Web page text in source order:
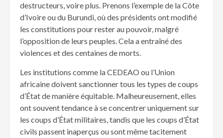
destructeurs, voire plus. Prenons l’exemple de la Côte
d’Ivoire ou du Burundi, où des présidents ont modifié
les constitutions pour rester au pouvoir, malgré
l’opposition de leurs peuples. Cela a entraîné des
violences et des centaines de morts.
Les institutions comme la CEDEAO ou l’Union
africaine doivent sanctionner tous les types de coups
d’État de manière équitable. Malheureusement, elles
ont souvent tendance à se concentrer uniquement sur
les coups d’État militaires, tandis que les coups d’État
civils passent inaperçus ou sont même tacitement